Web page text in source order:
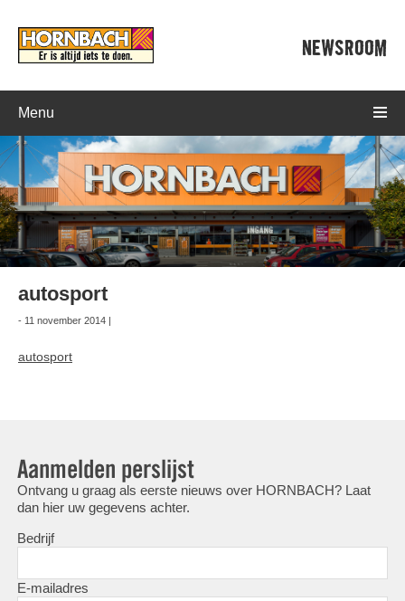
NEWSROOM
Menu
autosport
- 11 november 2014 |
autosport
Aanmelden perslijst
Ontvang u graag als eerste nieuws over HORNBACH? Laat
dan hier uw gegevens achter.
Bedrijf
E-mailadres